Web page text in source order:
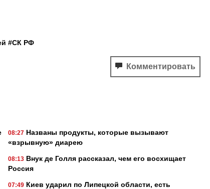
#СК РФ
Комментировать
08:27 Названы продукты, которые вызывают
«взрывную» диарею
08:13 Внук де Голля рассказал, чем его восхищает
Россия
07:49 Киев ударил по Липецкой области, есть